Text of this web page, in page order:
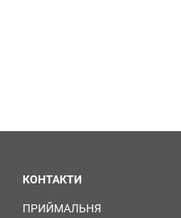
КОНТАКТИ
ПРИЙМАЛЬНЯ